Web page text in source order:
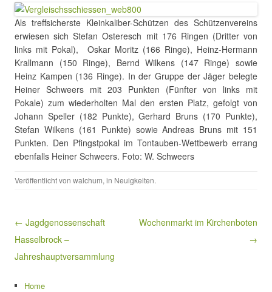
Als treffsicherste Kleinkaliber-Schützen des Schützenvereins
erwiesen sich Stefan Osteresch mit 176 Ringen (Dritter von
links mit Pokal), Oskar Moritz (166 Ringe), Heinz-Hermann
Krallmann (150 Ringe), Bernd Wilkens (147 Ringe) sowie
Heinz Kampen (136 Ringe). In der Gruppe der Jäger belegte
Heiner Schweers mit 203 Punkten (Fünfter von links mit
Pokale) zum wiederholten Mal den ersten Platz, gefolgt von
Johann Speller (182 Punkte), Gerhard Bruns (170 Punkte),
Stefan Wilkens (161 Punkte) sowie Andreas Bruns mit 151
Punkten. Den Pfingstpokal im Tontauben-Wettbewerb errang
ebenfalls Heiner Schweers. Foto: W. Schweers
Veröffentlicht von walchum, in Neuigkeiten.
Beitragsnavigation
← Jagdgenossenschaft
Hasselbrock –
Jahreshauptversammlung
Wochenmarkt im Kirchenboten
→
Home